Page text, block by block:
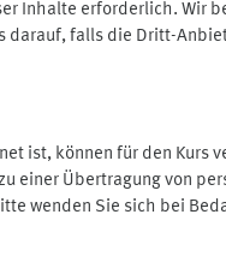
Inhalte erforderlich. Wir
falls die Dritt-
ist, können für den Kurs
Übertragung von
wenden Sie sich bei